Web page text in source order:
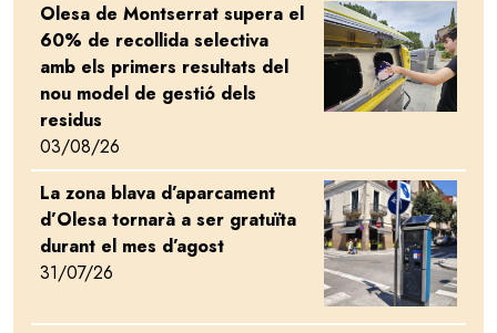
Olesa de Montserrat supera el
60% de recollida selectiva
amb els primers resultats del
nou model de gestió dels
residus
03/08/26
Image
La zona blava d’aparcament
d’Olesa tornarà a ser gratuïta
durant el mes d’agost
31/07/26
Image